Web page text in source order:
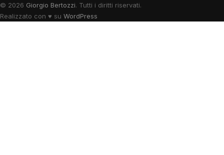
© 2026 Giorgio Bertozzi. Tutti i diritti riservati.
Realizzato con ♥ su WordPress